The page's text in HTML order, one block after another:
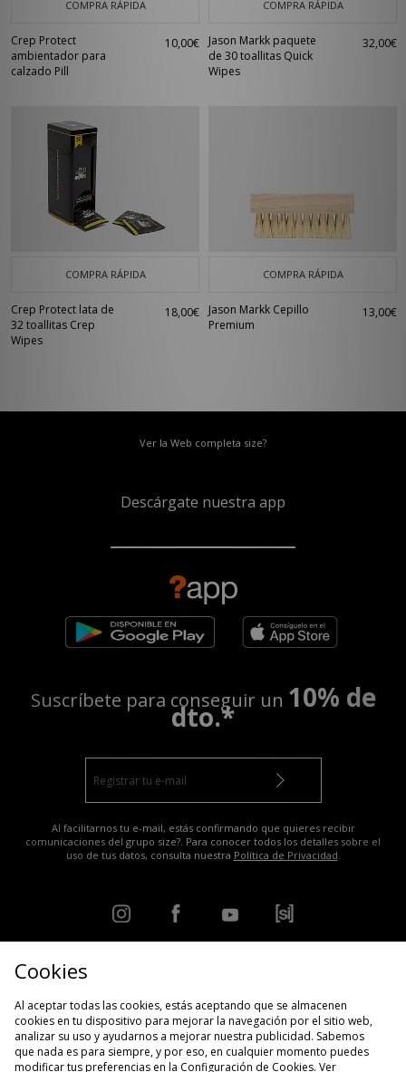
COMPRA RÁPIDA
Crep Protect
ambientador para
calzado Pill
10,00€
COMPRA RÁPIDA
Jason Markk paquete
de 30 toallitas Quick
Wipes
32,00€
COMPRA RÁPIDA
Crep Protect lata de
32 toallitas Crep
Wipes
18,00€
COMPRA RÁPIDA
Jason Markk Cepillo
Premium
13,00€
Ver la Web completa size?
Descárgate nuestra app
Suscríbete para conseguir un 10% de
dto.*
Al facilitarnos tu e-mail, estás confirmando que quieres recibir
comunicaciones del grupo size?. Para conocer todos los detalles sobre el
uso de tus datos, consulta nuestra Política de Privacidad.
Ver el estado de mi pedido
Guía de tallas
Cookies
Al aceptar todas las cookies, estás aceptando que se almacenen
cookies en tu dispositivo para mejorar la navegación por el sitio web,
analizar su uso y ayudarnos a mejorar nuestra publicidad. Sabemos
que nada es para siempre, y por eso, en cualquier momento puedes
modificar tus preferencias en la Configuración de Cookies. Ver